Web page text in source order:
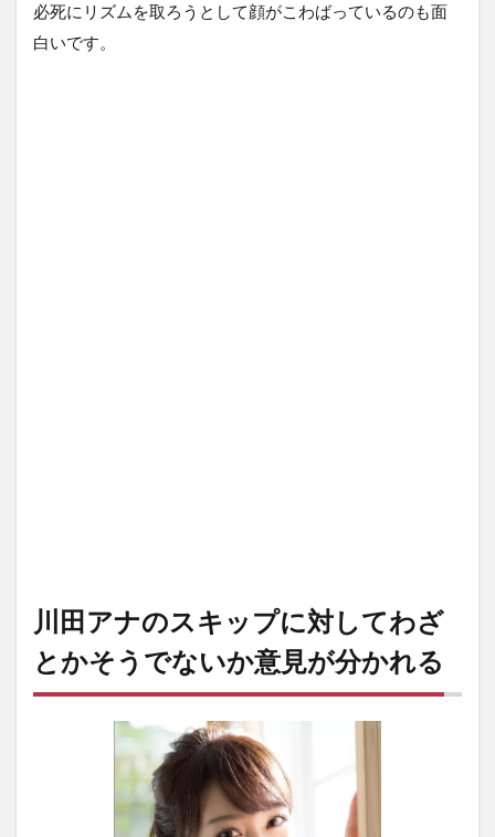
必死にリズムを取ろうとして顔がこわばっているのも面
白いです。
川田アナのスキップに対してわざ
とかそうでないか意見が分かれる